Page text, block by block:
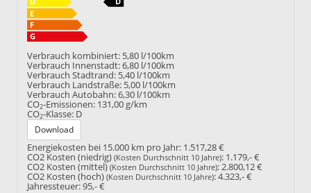
Verbrauch kombiniert: 5,80 l/100km
Verbrauch Innenstadt:6,80 l/100km
Verbrauch Stadtrand: 5,40 l/100km
Verbrauch Landstraße: 5,00 l/100km
Verbrauch Autobahn:6,30 l/100km
CO2-Emissionen: 131,00 g/km
CO2-Klasse: D
Download
Energiekosten bei 15.000 km pro Jahr: 1.517,28 €
CO2 Kosten (niedrig) (Kosten Durchschnitt 10 Jahre): 1.179,- €
CO2 Kosten (mittel) (Kosten Durchschnitt 10 Jahre):2.800,12 €
CO2 Kosten (hoch) (Kosten Durchschnitt 10 Jahre):4.323,- €
Jahressteuer:95,- €